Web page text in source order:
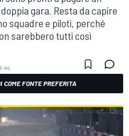
gara. Resta da capire
squadre e piloti, perché
sarebbero tutti così
COME FONTE PREFERITA